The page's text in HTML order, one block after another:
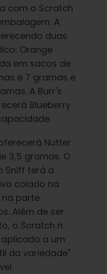
com o Scratch
A
duas
Orange
em sacos de
e 7 gramas e
A Burr's
Blueberry
Nutter
3,5 gramas. O
Sniff terá a
colado na
parte
Além de ser
o Scratch n
a um
da variedade"